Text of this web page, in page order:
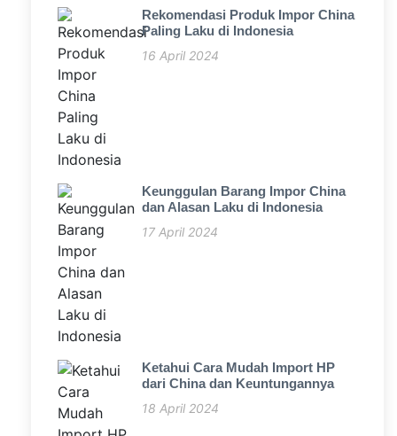
Rekomendasi Produk Impor China
Paling Laku di Indonesia
16 April 2024
Keunggulan Barang Impor China
dan Alasan Laku di Indonesia
17 April 2024
Ketahui Cara Mudah Import HP
dari China dan Keuntungannya
18 April 2024